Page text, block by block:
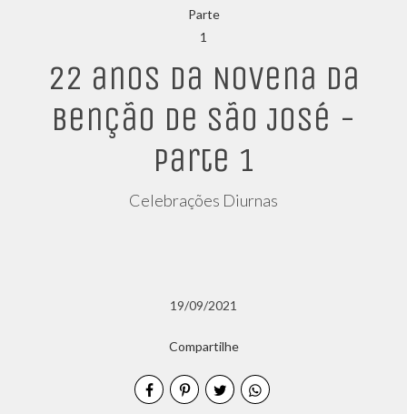
22 anos da Novena da
Benção de São José -
Parte 1
Celebrações Diurnas
19/09/2021
Compartilhe